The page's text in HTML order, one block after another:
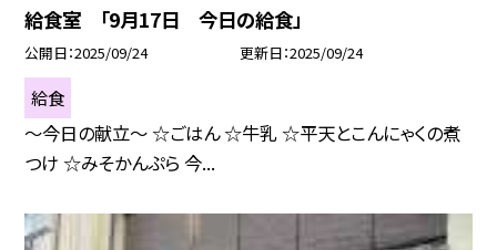
給食室 「9月17日 今日の給食」
公開日 2025/09/24 更新日 2025/09/24
給食
〜今日の献立〜 ☆ごはん ☆牛乳 ☆平天とこんにゃくの煮
つけ ☆みそかんぷら 今...